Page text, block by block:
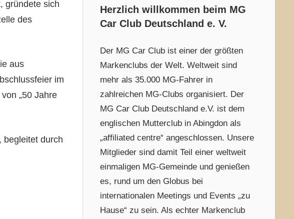
gründete sich
des
aus
im
„50 Jahre
begleitet durch
Herzlich willkommen beim MG
Car Club Deutschland e. V.
Der MG Car Club ist einer der größten
Markenclubs der Welt. Weltweit sind
mehr als 35.000 MG-Fahrer in
zahlreichen MG-Clubs organisiert. Der
MG Car Club Deutschland e.V. ist dem
englischen Mutterclub in Abingdon als
„affiliated centre“ angeschlossen. Unsere
Mitglieder sind damit Teil einer weltweit
einmaligen MG-Gemeinde und genießen
es, rund um den Globus bei
internationalen Meetings und Events „zu
Hause“ zu sein. Als echter Markenclub